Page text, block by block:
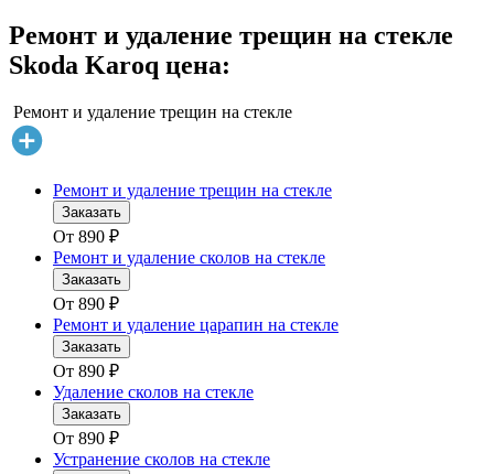
Ремонт и удаление трещин на стекле
Skoda Karoq цена:
Ремонт и удаление трещин на стекле
Ремонт и удаление трещин на стекле
Заказать
От 890 ₽
Ремонт и удаление сколов на стекле
Заказать
От 890 ₽
Ремонт и удаление царапин на стекле
Заказать
От 890 ₽
Удаление сколов на стекле
Заказать
От 890 ₽
Устранение сколов на стекле